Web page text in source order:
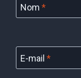
Nom *
E-mail *